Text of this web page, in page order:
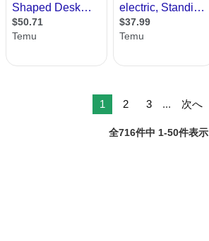
1 2 3 ... 次へ
全716件中 1-50件表示